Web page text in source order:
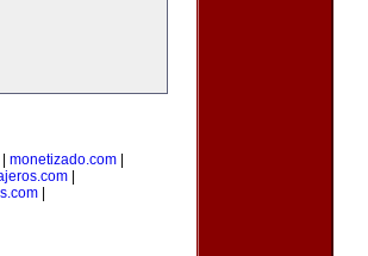
monetizado.com|
|